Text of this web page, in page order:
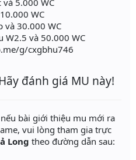
5.000 WC
WC
và 30.000 WC
W2.5 và 50.000 WC
g/cxgbhu746
đánh giá MU này!
bài giới thiệu mu mới ra
vui lòng tham gia trực
Long theo đường dẫn sau: